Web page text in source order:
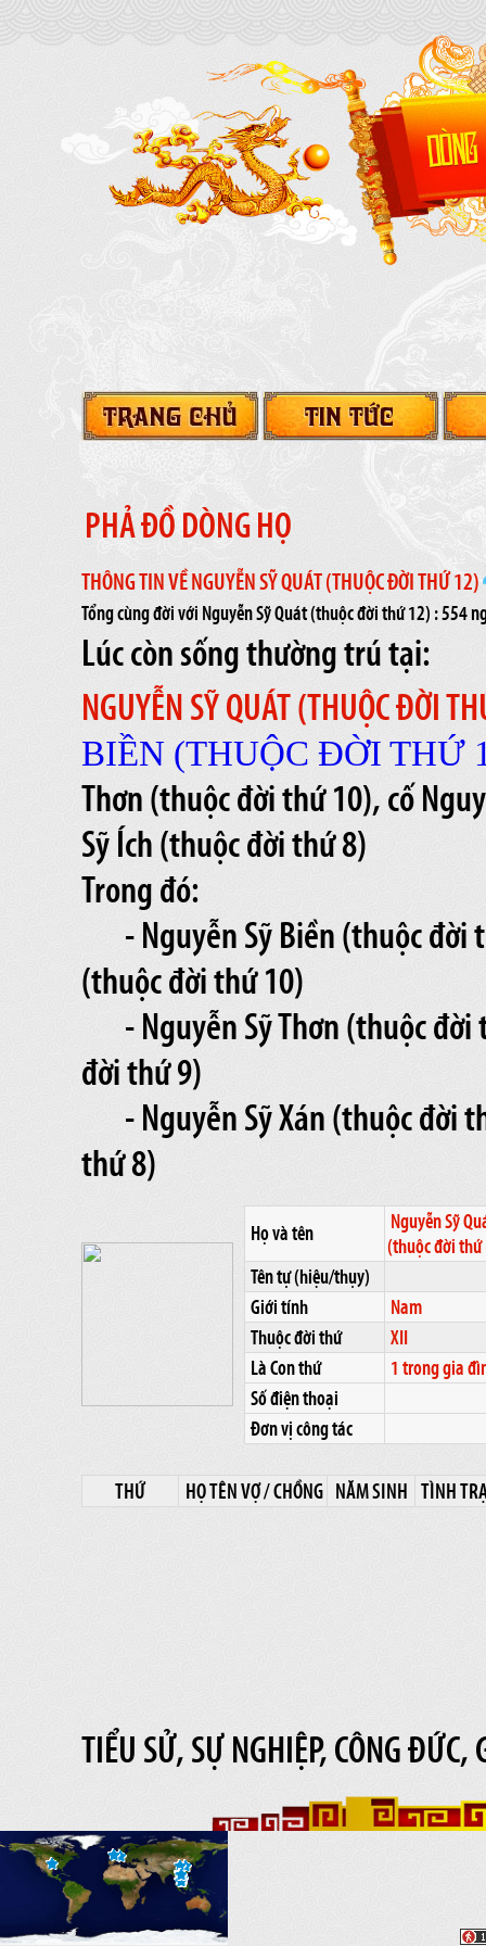
PHẢ ĐỒ DÒNG HỌ
THÔNG TIN VỀ NGUYỄN SỸ QUÁT (THUỘC ĐỜI THỨ 12)
Tổng cùng đời với Nguyễn Sỹ Quát (thuộc đời thứ 12) : 554
Lúc còn sống thường trú tại:
NGUYỄN SỸ QUÁT (THUỘC ĐỜI
BIỀN (THUỘC ĐỜI THỨ
Thơn (thuộc đời thứ 10), cố
Sỹ Ích (thuộc đời thứ 8)
Trong đó:
- Nguyễn Sỹ Biền (thuộc đời
(thuộc đời thứ 10)
- Nguyễn Sỹ Thơn (thuộc
đời thứ 9)
- Nguyễn Sỹ Xán (thuộc đời
thứ 8)
Họ và tên
Nguyễn Sỹ
(thuộc đời thứ
Tên tự (hiệu/thụy)
Giới tính
Nam
Thuộc đời thứ
XII
Là Con thứ
1 trong gia
Số điện thoại
Đơn vị công tác
THỨ HỌ TÊN VỢ / CHỒNG NĂM SINH TÌNH
TIỂU SỬ, SỰ NGHIỆP, CÔNG ĐỨC,